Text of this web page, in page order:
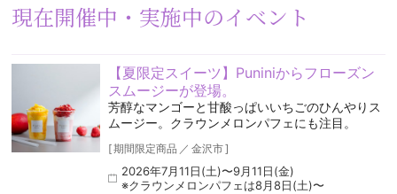
現在開催中・実施中のイベント
【夏限定スイーツ】Puniniからフローズン
スムージーが登場。
芳醇なマンゴーと甘酸っぱいいちごのひんやりス
ムージー。クラウンメロンパフェにも注目。
[期間限定商品 ／ 金沢市]
2026年7月11日(土)〜9月11日(金)
※クラウンメロンパフェは8月8日(土)〜